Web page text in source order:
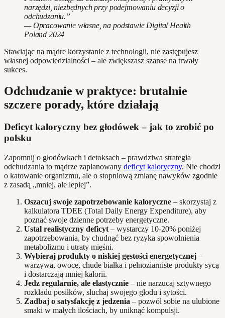
narzędzi, niezbędnych przy podejmowaniu decyzji o
odchudzaniu.”
— Opracowanie własne, na podstawie Digital Health
Poland 2024
Stawiając na mądre korzystanie z technologii, nie zastępujesz
własnej odpowiedzialności – ale zwiększasz szanse na trwały
sukces.
Odchudzanie w praktyce: brutalnie
szczere porady, które działają
Deficyt kaloryczny bez głodówek – jak to zrobić po
polsku
Zapomnij o głodówkach i detoksach – prawdziwa strategia
odchudzania to mądrze zaplanowany deficyt kaloryczny. Nie chodzi
o katowanie organizmu, ale o stopniową zmianę nawyków zgodnie
z zasadą „mniej, ale lepiej”.
Oszacuj swoje zapotrzebowanie kaloryczne – skorzystaj z
kalkulatora TDEE (Total Daily Energy Expenditure), aby
poznać swoje dzienne potrzeby energetyczne.
Ustal realistyczny deficyt – wystarczy 10-20% poniżej
zapotrzebowania, by chudnąć bez ryzyka spowolnienia
metabolizmu i utraty mięśni.
Wybieraj produkty o niskiej gęstości energetycznej –
warzywa, owoce, chude białka i pełnoziarniste produkty sycą
i dostarczają mniej kalorii.
Jedz regularnie, ale elastycznie – nie narzucaj sztywnego
rozkładu posiłków, słuchaj swojego głodu i sytości.
Zadbaj o satysfakcję z jedzenia – pozwól sobie na ulubione
smaki w małych ilościach, by uniknąć kompulsji.